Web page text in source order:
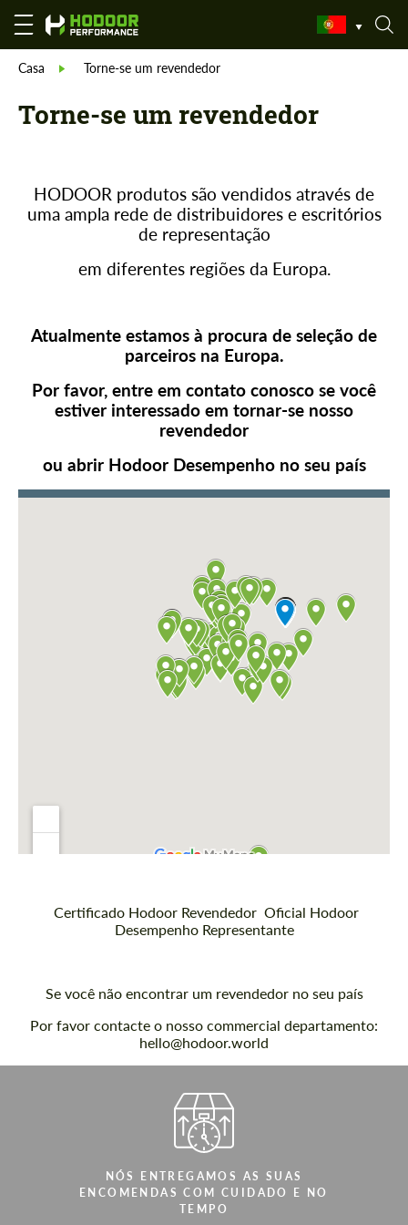
Casa Torne-se um revendedor
Torne-se um revendedor
HODOOR produtos são vendidos através de
uma ampla rede de distribuidores e escritórios
de representação
em diferentes regiões da Europa.
Atualmente estamos à procura de seleção de
parceiros na Europa.
Por favor, entre em contato conosco se você
estiver interessado em tornar-se nosso
revendedor
ou abrir Hodoor Desempenho no seu país
Certificado Hodoor Revendedor Oficial Hodoor
Desempenho Representante
Se você não encontrar um revendedor no seu país
Por favor contacte o nosso commercial departamento:
hello@hodoor.world
NÓS ENTREGAMOS AS SUAS
ENCOMENDAS COM CUIDADO E NO
TEMPO